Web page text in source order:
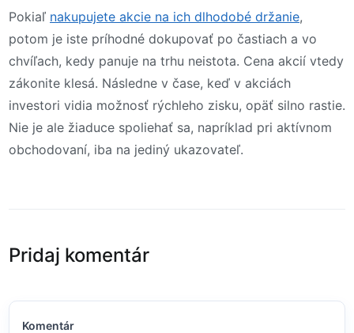
Pokiaľ nakupujete akcie na ich dlhodobé držanie,
potom je iste príhodné dokupovať po častiach a vo
chvíľach, kedy panuje na trhu neistota. Cena akcií vtedy
zákonite klesá. Následne v čase, keď v akciách
investori vidia možnosť rýchleho zisku, opäť silno rastie.
Nie je ale žiaduce spoliehať sa, napríklad pri aktívnom
obchodovaní, iba na jediný ukazovateľ.
Pridaj komentár
Komentár